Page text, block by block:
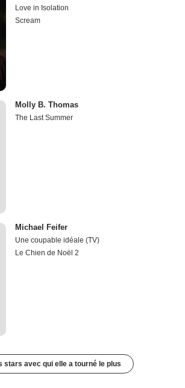
Love in Isolation
Scream
Molly B. Thomas
The Last Summer
Michael Feifer
Une coupable idéale (TV)
Le Chien de Noël 2
stars avec qui elle a tourné le plus